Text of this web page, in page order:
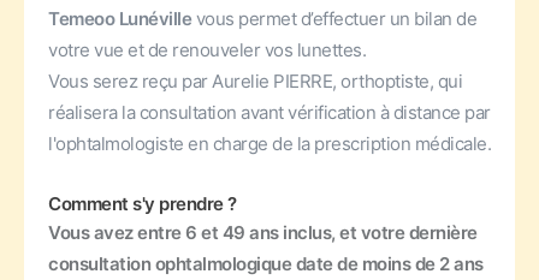
Temeoo Lunéville vous permet d’effectuer un bilan de
votre vue et de renouveler vos lunettes.
Vous serez reçu par Aurelie PIERRE, orthoptiste, qui
réalisera la consultation avant vérification à distance par
l'ophtalmologiste en charge de la prescription médicale.
Comment s'y prendre ?
Vous avez entre 6 et 49 ans inclus, et votre dernière
consultation ophtalmologique date de moins de 2 ans